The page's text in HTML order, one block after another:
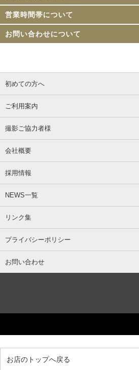
営業時間帯について
お問い合わせについて
初めての方へ
ご利用案内
撮影ご協力者様
会社概要
採用情報
NEWS一覧
リンク集
プライバシーポリシー
お問い合わせ
お店のトップへ戻る